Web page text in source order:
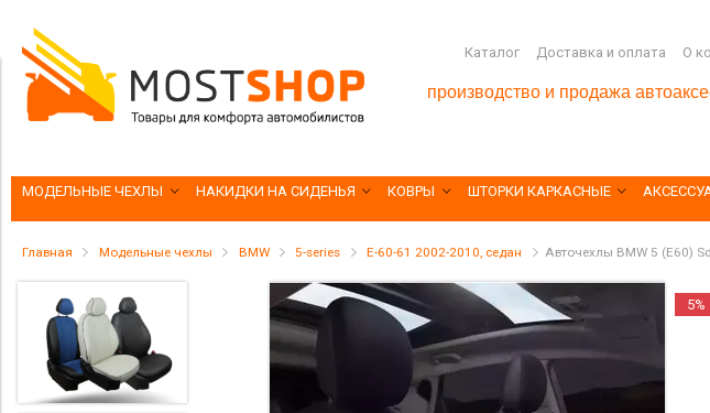
Каталог Доставка и оплата О
производство и продажа
МОДЕЛЬНЫЕ ЧЕХЛЫ НАКИДКИ НА СИДЕНЬЯ КОВРЫ ШТОРКИ КАРКАСНЫЕ
Главная Модельные чехлы BMW 5-series E-60-61 2002-2010, седан Авточехлы BMW 5 (E60)
5%